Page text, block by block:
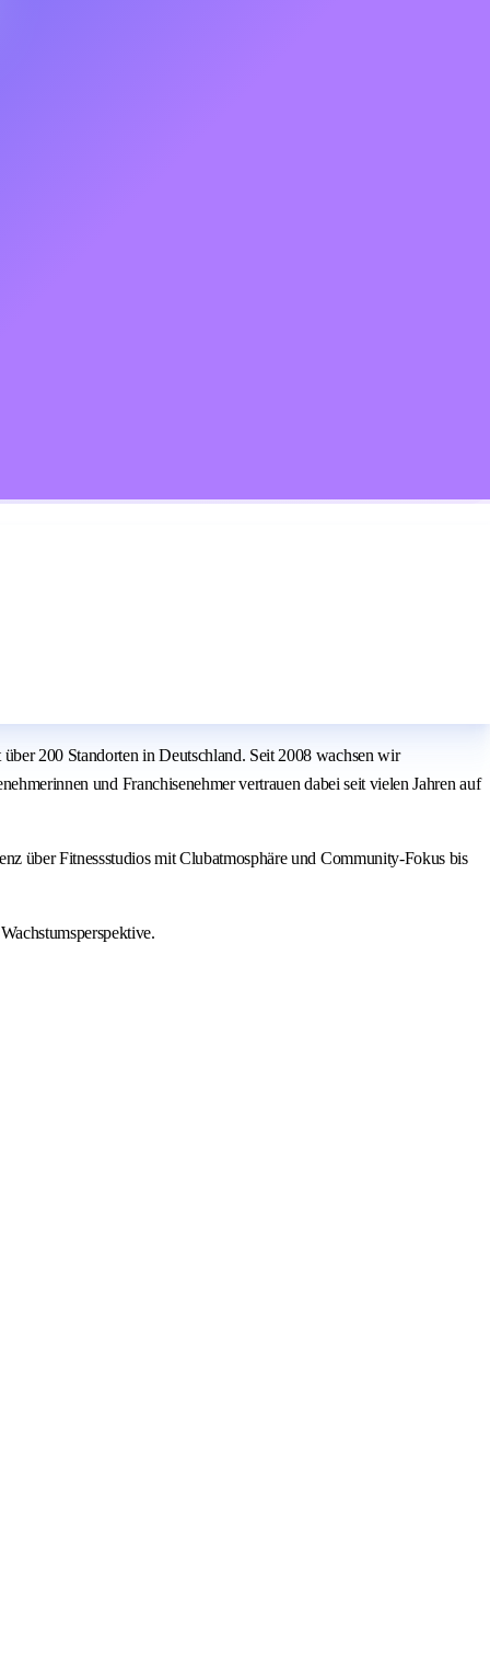
200 Standorten in Deutschland. Seit 2008 wachsen wir
und Franchisenehmer vertrauen dabei seit vielen Jahren auf
über Fitnessstudios mit Clubatmosphäre und Community-Fokus bis